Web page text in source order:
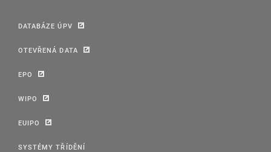
DATABÁZE ÚPV
OTEVŘENÁ DATA
EPO
WIPO
EUIPO
SYSTÉMY TŘÍDĚNÍ